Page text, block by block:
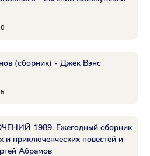
(сборник) - Джек Вэнс
1989. Ежегодный сборник
и приключенческих повестей и
Абрамов